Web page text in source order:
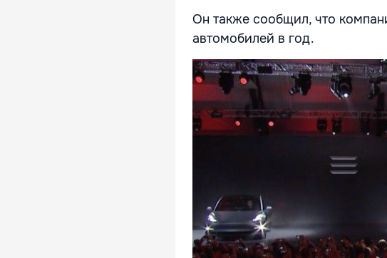
Он также сообщил, что
автомобилей в год.